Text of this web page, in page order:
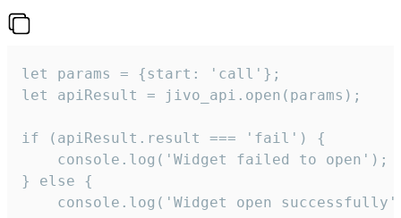
let params = {start: 'call'};
let apiResult = jivo_api.open(params);
if (apiResult.result === 'fail') {
    console.log('Widget failed to open');
} else {
console.log('Widget open